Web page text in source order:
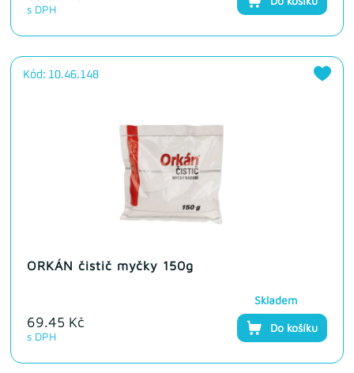
s DPH
Kód: 10.46.148
ORKÁN čistič myčky 150g
69.45 Kč
s DPH
Skladem
Do košíku